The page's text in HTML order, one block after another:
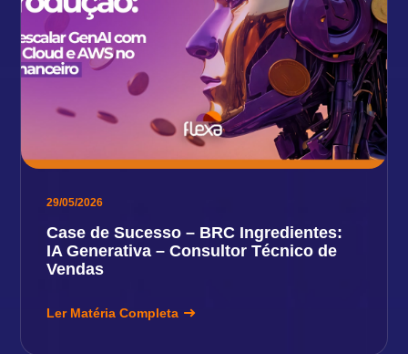
29/05/2026
Case de Sucesso – BRC Ingredientes:
IA Generativa – Consultor Técnico de
Vendas
Ler Matéria Completa